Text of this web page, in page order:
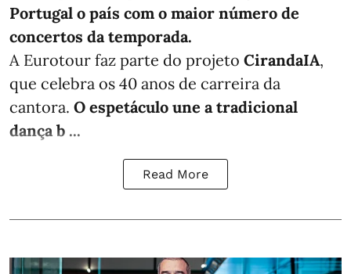
Portugal o país com o maior número de
concertos da temporada.
A Eurotour faz parte do projeto CirandaIA,
que celebra os 40 anos de carreira da
cantora. O espetáculo une a tradicional
dança b ...
Read More